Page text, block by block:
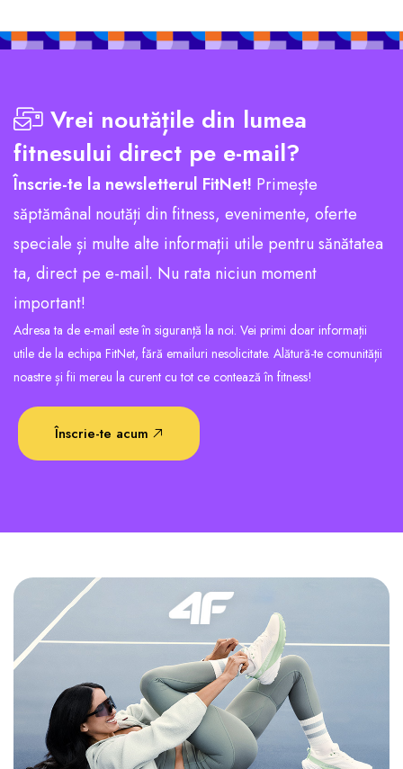
Vrei noutățile din lumea
fitnesului direct pe e-mail?
Înscrie-te la newsletterul FitNet! Primește
săptămânal noutăți din fitness, evenimente, oferte
speciale și multe alte informații utile pentru sănătatea
ta, direct pe e-mail. Nu rata niciun moment
important!
Adresa ta de e-mail este în siguranță la noi. Vei primi doar informații
utile de la echipa FitNet, fără emailuri nesolicitate. Alătură-te comunității
noastre și fii mereu la curent cu tot ce contează în fitness!
Înscrie-te acum